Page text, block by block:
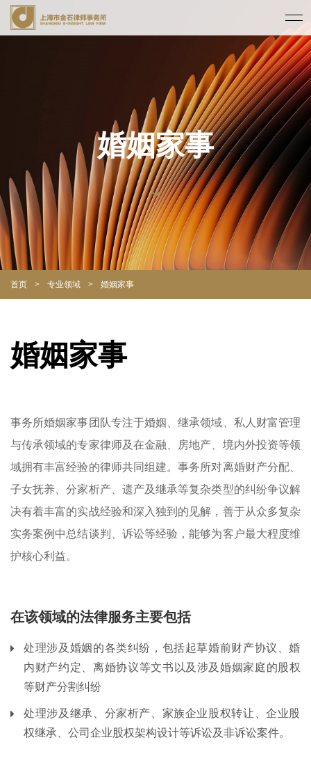
婚姻家事
首页 > 专业领域 > 婚姻家事
婚姻家事
事务所婚姻家事团队专注于婚姻、继承领域、私人财富管理
与传承领域的专家律师及在金融、房地产、境内外投资等领
域拥有丰富经验的律师共同组建。事务所对离婚财产分配、
子女抚养、分家析产、遗产及继承等复杂类型的纠纷争议解
决有着丰富的实战经验和深入独到的见解，善于从众多复杂
实务案例中总结谈判、诉讼等经验，能够为客户最大程度维
护核心利益。
在该领域的法律服务主要包括
处理涉及婚姻的各类纠纷，包括起草婚前财产协议、婚
内财产约定、离婚协议等文书以及涉及婚姻家庭的股权
等财产分割纠纷
处理涉及继承、分家析产、家族企业股权转让、企业股
权继承、公司企业股权架构设计等诉讼及非诉讼案件。